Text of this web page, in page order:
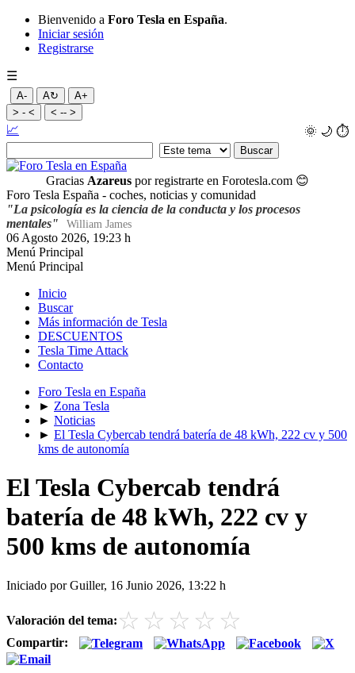
Bienvenido a Foro Tesla en España.
Iniciar sesión
Registrarse
☰
A- A↻
A+
> - <
< -- >
🌞 🌙 ⏱️
📈
Gracias Azareus por registrarte en Forotesla.com 😊
Foro Tesla España - coches, noticias y comunidad
"La psicología es la ciencia de la conducta y los procesos
mentales"
William James
06 Agosto 2026, 19:23 h
Menú Principal
Menú Principal
Inicio
Buscar
Más información de Tesla
DESCUENTOS
Tesla Time Attack
Contacto
Foro Tesla en España
► Zona Tesla
► Noticias
► El Tesla Cybercab tendrá batería de 48 kWh, 222 cv y 500
kms de autonomía
El Tesla Cybercab tendrá
batería de 48 kWh, 222 cv y
500 kms de autonomía
Iniciado por Guiller, 16 Junio 2026, 13:22 h
Valoración del tema: ☆ ☆ ☆ ☆ ☆
Compartir: